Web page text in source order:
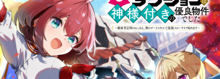
アニメ
ゲーム
企業
会社概要
採用情報
アクセス
オーバーラップホールディングス
お問い合わせはこちら
オーバーラップ文庫
オーバーラップノベルス